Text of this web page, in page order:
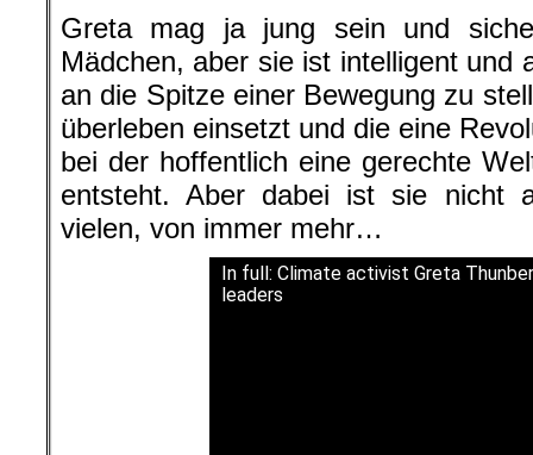
Greta mag ja jung sein und
Mädchen, aber sie ist intelligent und
an die Spitze einer Bewegung zu
überleben einsetzt und die eine
bei der hoffentlich eine gerechte
entsteht. Aber dabei ist sie nicht
vielen, von immer mehr…
In full: Climate activist Greta
leaders